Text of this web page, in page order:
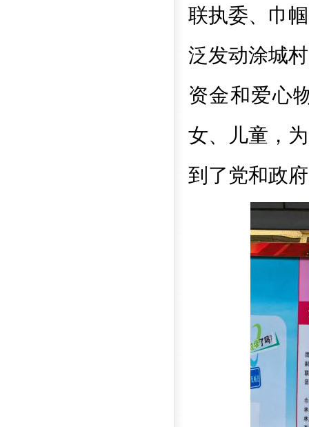
联执委、巾
泛发动涂城
资金和爱心
女、儿童，
到了党和政